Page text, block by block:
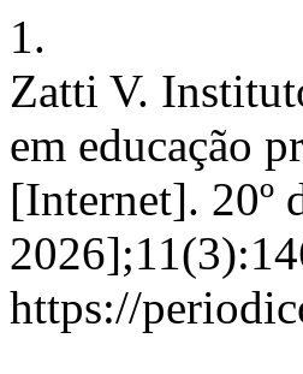
1.
Zatti V.
em educação
[Internet]. 20º
https://